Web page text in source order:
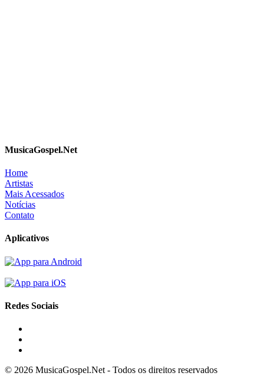
MusicaGospel.Net
Home
Artistas
Mais Acessados
Notícias
Contato
Aplicativos
Redes Sociais
© 2026 MusicaGospel.Net - Todos os direitos reservados